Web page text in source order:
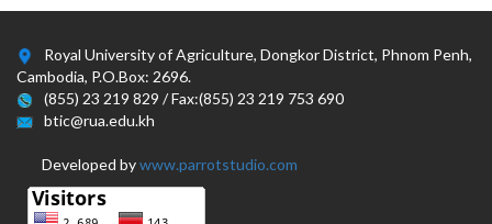
Royal University of Agriculture, Dongkor District, Phnom Penh,
Cambodia, P.O.Box: 2696.
(855) 23 219 829 / Fax:(855) 23 219 753 690
btic@rua.edu.kh
Developed bywww.parrotstudio.com